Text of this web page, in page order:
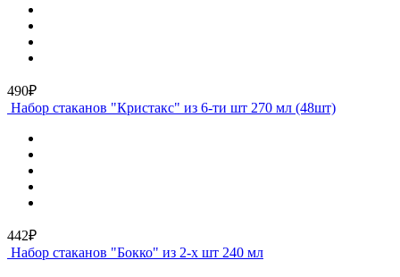
490₽
Набор стаканов "Кристакс" из 6-ти шт 270 мл (48шт)
442₽
Набор стаканов "Бокко" из 2-х шт 240 мл